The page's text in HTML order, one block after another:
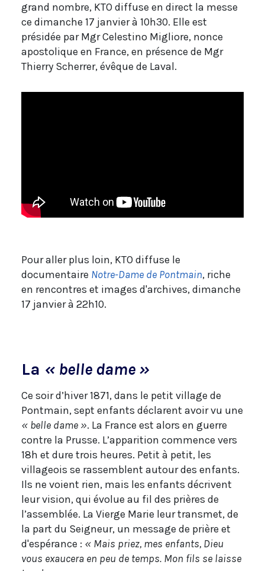
grand nombre, KTO diffuse en direct la messe
ce dimanche 17 janvier à 10h30. Elle est
présidée par Mgr Celestino Migliore, nonce
apostolique en France, en présence de Mgr
Thierry Scherrer, évêque de Laval.
Pour aller plus loin, KTO diffuse le
documentaire Notre-Dame de Pontmain, riche
en rencontres et images d'archives, dimanche
17 janvier à 22h10.
La « belle dame »
Ce soir d’hiver 1871, dans le petit village de
Pontmain, sept enfants déclarent avoir vu une
« belle dame ». La France est alors en guerre
contre la Prusse. L’apparition commence vers
18h et dure trois heures. Petit à petit, les
villageois se rassemblent autour des enfants.
Ils ne voient rien, mais les enfants décrivent
leur vision, qui évolue au fil des prières de
l’assemblée. La Vierge Marie leur transmet, de
la part du Seigneur, un message de prière et
d'espérance : « Mais priez, mes enfants, Dieu
vous exaucera en peu de temps. Mon fils se laisse